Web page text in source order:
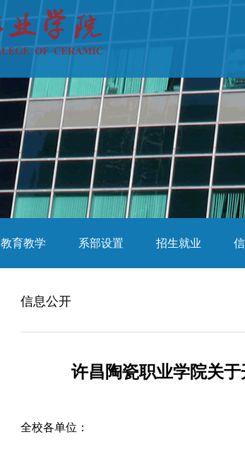
教育教学 系部设置 招生就业
信息公开
许昌陶瓷职业学院关
全校各单位：